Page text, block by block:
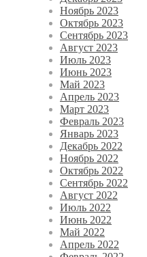
Ноябрь 2023
Октябрь 2023
Сентябрь 2023
Август 2023
Июль 2023
Июнь 2023
Май 2023
Апрель 2023
Март 2023
Февраль 2023
Январь 2023
Декабрь 2022
Ноябрь 2022
Октябрь 2022
Сентябрь 2022
Август 2022
Июль 2022
Июнь 2022
Май 2022
Апрель 2022